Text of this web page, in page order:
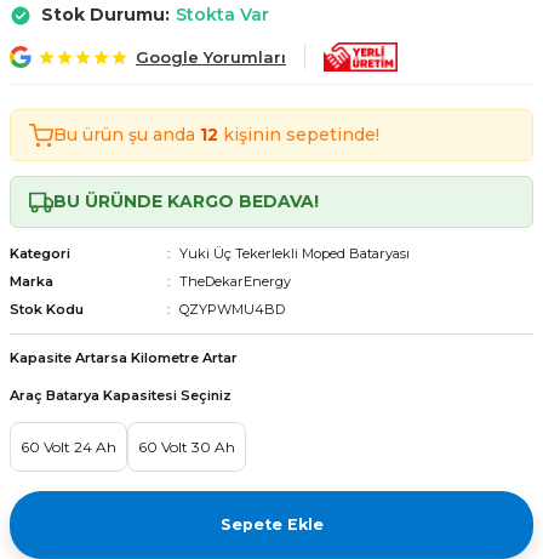
Moped Bataryası
Moped Bataryası
Moped Bataryası
Moped Bataryası
Bataryaları
Stok Durumu: Stokta Var
Google Yorumları
Bu ürün şu anda 12 kişinin sepetinde!
BU ÜRÜNDE KARGO BEDAVA!
Kategori
Yuki Üç Tekerlekli Moped Bataryası
Marka
TheDekarEnergy
Stok Kodu
QZYPWMU4BD
Kapasite Artarsa Kilometre Artar
Araç Batarya Kapasitesi Seçiniz
60 Volt 24 Ah 60 Volt 30 Ah
Sepete Ekle
Moped Bataryası
Moped Bataryası
Moped Bataryası
Moped Bataryası
Bataryaları